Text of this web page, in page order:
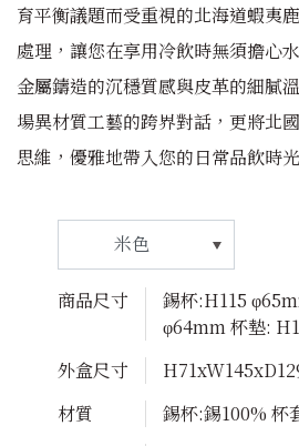
育平衡議題而受重視的北海道蝦夷
處理，讓您在享用冷飲時無須擔心
金屬鑄造的沉穩質感與皮革的細膩
場異材質工藝的跨界對話，更將北
思維，優雅地帶入您的日常品飲時
商品尺寸
錫杯:H115
φ64mm 杯墊:
外盒尺寸
材質
錫杯:錫100% 杯